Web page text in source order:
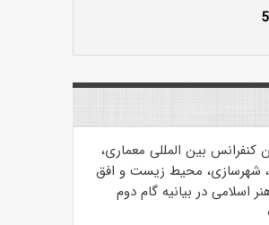
کنفرانس بین المللی معماری،
شهرسازی، محیط زیست و افق
اسلامی در بیانیه گام دوم